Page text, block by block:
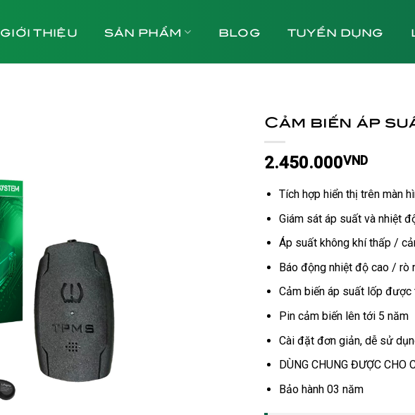
GIỚI THIỆU SẢN PHẨM BLOG TUYỂN DỤNG
Cảm biến áp
2.450.000VND
Tích hợp hiển thị trên màn
Giám sát áp suất và nhiệt
Áp suất không khí thấp /
Báo động nhiệt độ cao / rò
Cảm biến áp suất lốp
Pin cảm biến lên tới 5 năm
Cài đặt đơn giản, dễ sử
DÙNG CHUNG ĐƯỢC CHO
Bảo hành 03 năm